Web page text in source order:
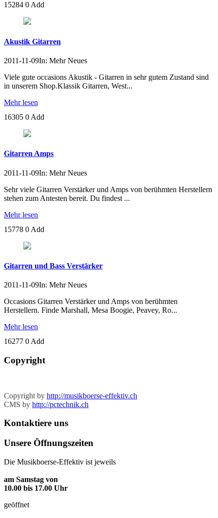
15284 0Add
Akustik Gitarren
2011-11-09In: Mehr Neues
Viele gute occasions Akustik - Gitarren in sehr gutem Zustand sind
in unserem Shop.Klassik Gitarren, West...
Mehr lesen
16305 0 Add
Gitarren Amps
2011-11-09In: Mehr Neues
Sehr viele Gitarren Verstärker und Amps von berühmten Herstellern
stehen zum Antesten bereit. Du findest ...
Mehr lesen
15778 0 Add
Gitarren und Bass Verstärker
2011-11-09In: Mehr Neues
Occasions Gitarren Verstärker und Amps von berühmten
Herstellern. Finde Marshall, Mesa Boogie, Peavey, Ro...
Mehr lesen
16277 0 Add
Copyright
Copyright by http://musikboerse-effektiv.ch
CMS by http://pctechnik.ch
Kontaktiere uns
Unsere Öffnungszeiten
Die Musikboerse-Effektiv ist jeweils
am Samstag von
10.00 bis 17.00 Uhr
geöffnet